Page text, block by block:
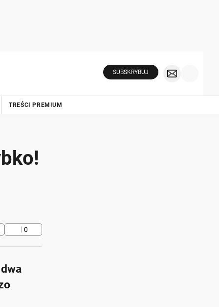
SUBSKRYBUJ
TREŚCI PREMIUM
0